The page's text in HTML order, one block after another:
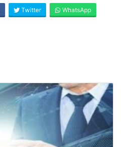
Twitter WhatsApp